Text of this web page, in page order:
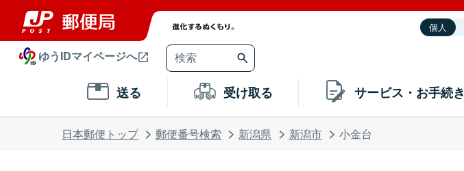
個人
ゆうIDマイページへ
送る 受け取る サービス・お手続き
日本郵便トップ 郵便番号検索 新潟県 新潟市 小金台